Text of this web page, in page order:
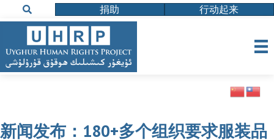
捐助 行动起来
新闻发布：180+多个组织要求服装品